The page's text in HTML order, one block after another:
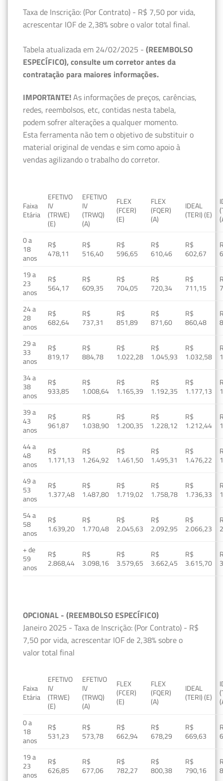
Taxa de Inscrição: (Por Contrato) - R$ 7,50 por vida,
acrescentar IOF de 2,38% sobre o valor total final.
Tabela atualizada em 24/02/2025 - (REEMBOLSO
ESPECÍFICO), consulte um corretor antes da
contratação para maiores informações.
IMPORTANTE!As informações de preços, carências,
redes, reembolsos, etc, contidas nesta tabela,
podem sofrer alterações a qualquer momento.
Esta ferramenta não tem o objetivo de substituir o
material original de vendas e sim como apoio à
vendas agilizando o trabalho do corretor.
Faixa
Etária
EFETIVO
IV
(TRWE)
(E)
EFETIVO
IV
(TRWQ)
(A)
FLEX
(FCER)
(E)
FLEX
(FQER)
(A)
IDEAL
(TERI) (E)
0 a
18
anos
R$
478,11
R$
516,40
R$
596,65
R$
610,46
R$
602,67
19 a
23
anos
R$
564,17
R$
609,35
R$
704,05
R$
720,34
R$
711,15
24 a
28
anos
R$
682,64
R$
737,31
R$
851,89
R$
871,60
R$
860,48
29 a
33
anos
R$
819,17
R$
884,78
R$
1.022,28
R$
1.045,93
R$
1.032,58
34 a
38
anos
R$
933,85
R$
1.008,64
R$
1.165,39
R$
1.192,35
R$
1.177,13
39 a
43
anos
R$
961,87
R$
1.038,90
R$
1.200,35
R$
1.228,12
R$
1.212,44
44 a
48
anos
R$
1.171,13
R$
1.264,92
R$
1.461,50
R$
1.495,31
R$
1.476,22
49 a
53
anos
R$
1.377,48
R$
1.487,80
R$
1.719,02
R$
1.758,78
R$
1.736,33
54 a
58
anos
R$
1.639,20
R$
1.770,48
R$
2.045,63
R$
2.092,95
R$
2.066,23
+ de
59
anos
R$
2.868,44
R$
3.098,16
R$
3.579,65
R$
3.662,45
R$
3.615,70
OPCIONAL - (REEMBOLSO ESPECÍFICO)
Janeiro 2025 - Taxa de Inscrição: (Por Contrato) - R$
7,50 por vida, acrescentar IOF de 2,38% sobre o
valor total final
Faixa
Etária
EFETIVO
IV
(TRWE)
(E)
EFETIVO
IV
(TRWQ)
(A)
FLEX
(FCER)
(E)
FLEX
(FQER)
(A)
IDEAL
(TERI) (E)
0 a
18
anos
R$
531,23
R$
573,78
R$
662,94
R$
678,29
R$
669,63
19 a
23
anos
R$
626,85
R$
677,06
R$
782,27
R$
800,38
R$
790,16